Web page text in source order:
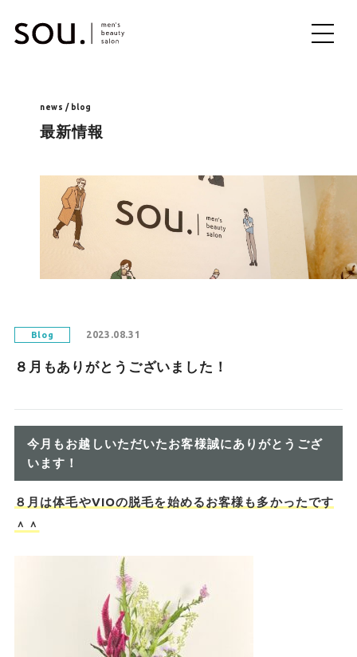
ME
news / blog
最新情報
Blog 2023.08.31
８月もありがとうございました！
今月もお越しいただいたお客様誠にありがとうござ
います！
８月は体毛やVIOの脱毛を始めるお客様も多かったです
＾＾